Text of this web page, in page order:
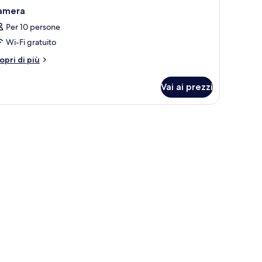
Per 10 persone
Wi-Fi gratuito
di più
Vai ai prezzi